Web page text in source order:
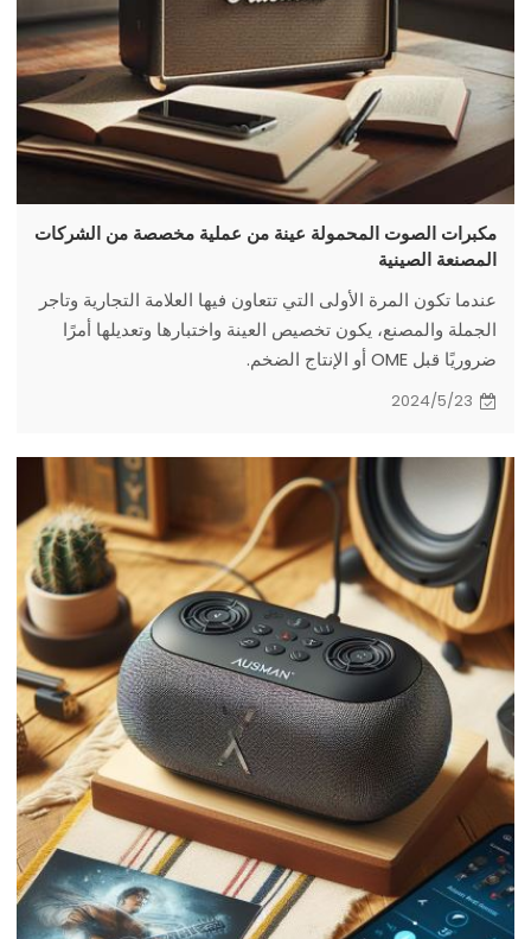
مكبرات الصوت المحمولة عينة من عملية مخصصة من الشركات
المصنعة الصينية
عندما تكون المرة الأولى التي تتعاون فيها العلامة التجارية وتاجر
الجملة والمصنع، يكون تخصيص العينة واختبارها وتعديلها أمرًا
ضروريًا قبل OME أو الإنتاج الضخم.
2024/5/23